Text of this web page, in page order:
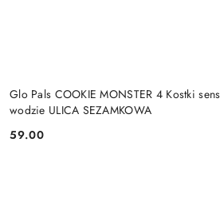
Glo Pals COOKIE MONSTER 4 Kostki
wodzie ULICA SEZAMKOWA
Cena:
59.00